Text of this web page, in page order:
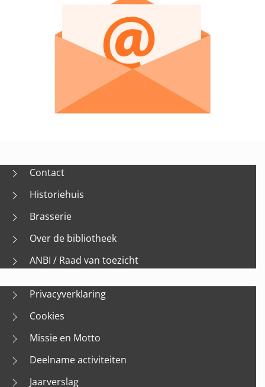
Contact
Historiehuis
Brasserie
Over de bibliotheek
ANBI / Raad van toezicht
Privacyverklaring
Cookies
Missie en Motto
Deelname activiteiten
Jaarverslag